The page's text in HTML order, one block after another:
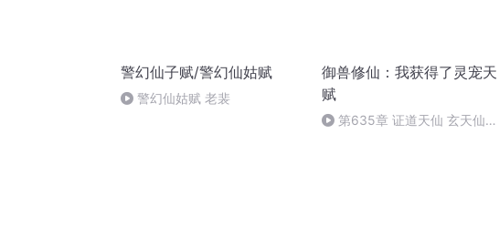
警幻仙子赋/警幻仙姑赋
警幻仙姑赋 老裴
御兽修仙：我获得了灵宠天
赋
第635章 证道天仙 玄天仙君